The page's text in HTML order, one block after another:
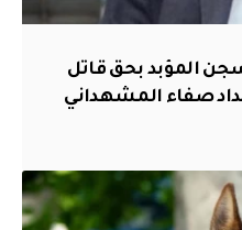
المؤبد بحق قاتل
صفاء المشهداني